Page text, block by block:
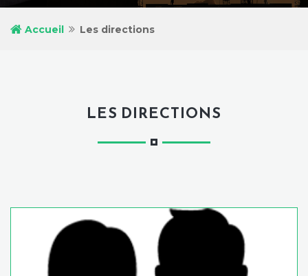
Accueil Les directions
LES DIRECTIONS